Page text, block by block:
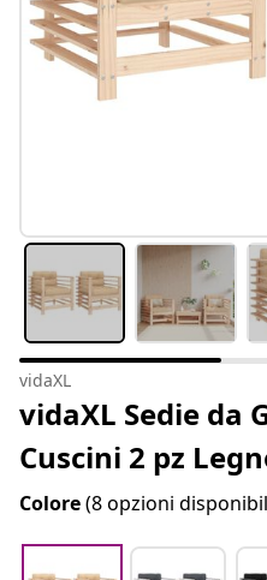
vidaXL
vidaXL Sedie da
Cuscini 2 pz
Colore(8 opzioni